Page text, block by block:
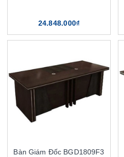
24.848.000₫
Bàn Giám Đốc BGD1809F3